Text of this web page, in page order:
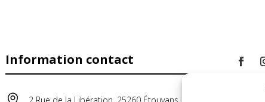
Information contact